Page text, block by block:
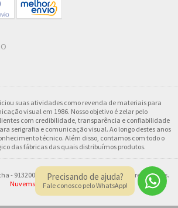
suas atividades como revenda de materiais para
visual em 1986. Nosso objetivo é zelar pelo
com credibilidade, transparência e confiabilidade
serigrafia e comunicação visual. Ao longo destes anos
técnico. Além disso, contamos com todo o
das fábricas das quais distribuímos produtos.
- 91320028000161 - 2026. Todos os direitos reservados.
Nuvemshop&Art Vostok .
Precisando de ajuda?
Fale conosco pelo WhatsApp!